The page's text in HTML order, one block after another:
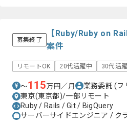
募集終了
【Ruby/Ruby on
案件
リモートOK 20代活躍中 30代活
〜115万円／月 業務委託(フ
東京(東京都)/一部リモート
Ruby / Rails / Git / BigQuery
サーバーサイドエンジニア / ク